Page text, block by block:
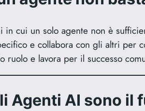
in cui un solo agente non è
e collabora con gli altri per
ruolo e lavora per il successo
Agenti AI sono il